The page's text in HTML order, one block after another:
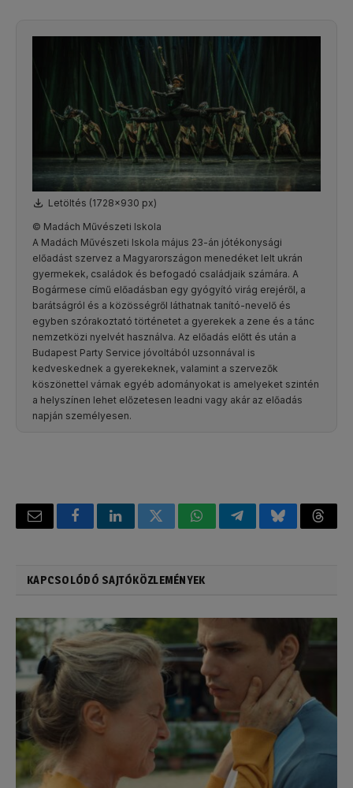
Letöltés (1728x930 px)
© Madách Művészeti Iskola
A Madách Művészeti Iskola május 23-án jótékonysági
előadást szervez a Magyarországon menedéket lelt ukrán
gyermekek, családok és befogadó családjaik számára. A
Bogármese című előadásban egy gyógyító virág erejéről, a
barátságról és a közösségről láthatnak tanító-nevelő és
egyben szórakoztató történetet a gyerekek a zene és a tánc
nemzetközi nyelvét használva. Az előadás előtt és után a
Budapest Party Service jóvoltából uzsonnával is
kedveskednek a gyerekeknek, valamint a szervezők
köszönettel várnak egyéb adományokat is amelyeket szintén
a helyszínen lehet előzetesen leadni vagy akár az előadás
napján személyesen.
Email FacebookLinkedInTwitterWhatsAppTelegramBluesky
KAPCSOLÓDÓ SAJTÓKÖZLEMÉNYEK